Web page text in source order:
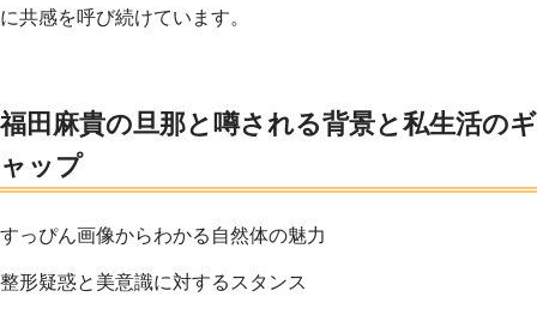
に共感を呼び続けています。
福田麻貴の旦那と噂される背景と私生活のギ
ャップ
すっぴん画像からわかる自然体の魅力
整形疑惑と美意識に対するスタンス